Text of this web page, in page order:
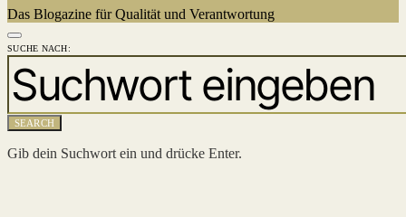
Das Blogazine für Qualität und Verantwortung
SUCHE NACH:
SEARCH
Gib dein Suchwort ein und drücke Enter.